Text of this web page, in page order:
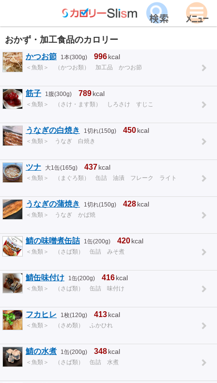
おかず・加工食品のカロリー
かつお節 1本(300g) 996kcal
＜魚類＞ （かつお類） 加工品 かつお節
筋子 1腹(300g) 789kcal
＜魚類＞ （さけ・ます類） しろさけ すじこ
うなぎの白焼き 1切れ(150g) 450kcal
＜魚類＞ うなぎ 白焼き
ツナ 大1缶(165g) 437kcal
＜魚類＞ （まぐろ類） 缶詰 油漬 フレーク ライト
うなぎの蒲焼き 1切れ(150g) 428kcal
＜魚類＞ うなぎ かば焼
鯖の味噌煮缶詰 1缶(200g) 420kcal
＜魚類＞ （さば類） 缶詰 みそ煮
鯖缶味付け 1缶(200g) 416kcal
＜魚類＞ （さば類） 缶詰 味付け
フカヒレ 1枚(120g) 413kcal
＜魚類＞ （さめ類） ふかひれ
鯖の水煮 1缶(200g) 348kcal
＜魚類＞ （さば類） 缶詰 水煮